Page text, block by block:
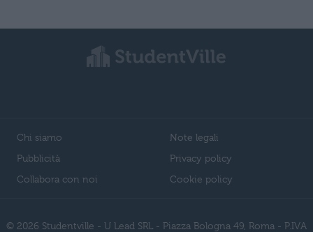
Chi siamo
Pubblicità
Collabora con noi
Note legali
Privacy policy
Cookie policy
© 2026 Studentville - U Lead SRL - Piazza Bologna 49, Roma - P.IVA